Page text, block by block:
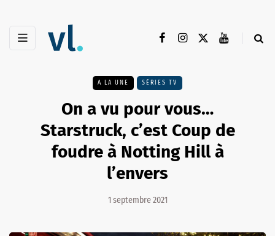
A LA UNE SÉRIES TV
On a vu pour vous…
Starstruck, c’est Coup de
foudre à Notting Hill à
l’envers
1 septembre 2021